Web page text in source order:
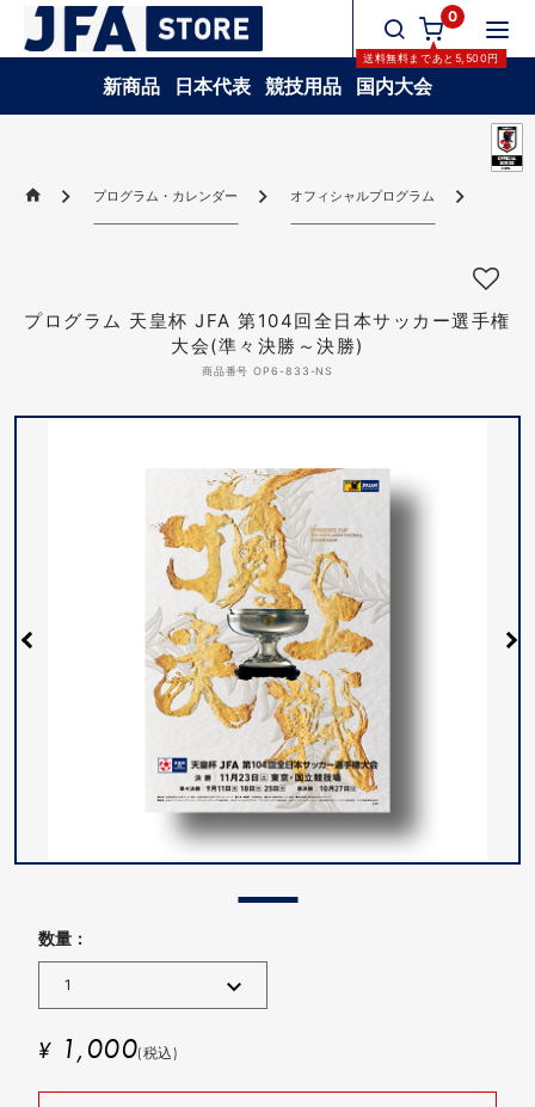
0
送料無料まであと 5,500円
新商品 日本代表 競技用品 国内大会
プログラム・カレンダー オフィシャルプログラム
プログラム 天皇杯 JFA 第104回全日本サッカー選手権
大会(準々決勝～決勝)
商品番号 OP6-833-NS
数量 :
¥ 1,000(税込)